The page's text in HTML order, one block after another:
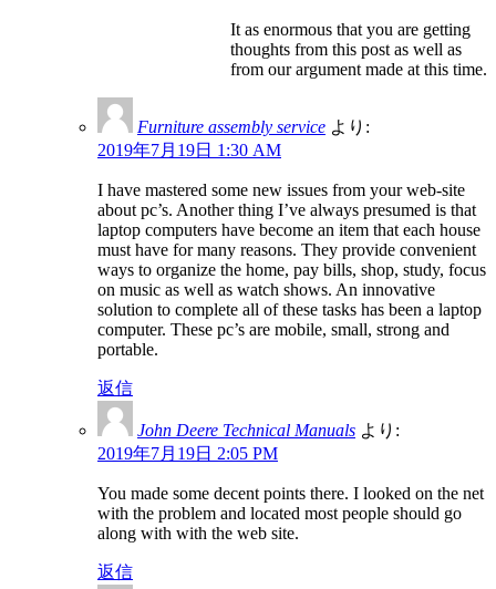
It as enormous that you are getting
thoughts from this post as well as
from our argument made at this time.
Furniture assembly service より:
2019年7月19日 1:30 AM
I have mastered some new issues from your web-site
about pc’s. Another thing I’ve always presumed is that
laptop computers have become an item that each house
must have for many reasons. They provide convenient
ways to organize the home, pay bills, shop, study, focus
on music as well as watch shows. An innovative
solution to complete all of these tasks has been a laptop
computer. These pc’s are mobile, small, strong and
portable.
返信
John Deere Technical Manuals より:
2019年7月19日 2:05 PM
You made some decent points there. I looked on the net
with the problem and located most people should go
along with with the web site.
返信